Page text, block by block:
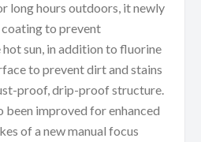
long hours outdoors, it newly
to prevent
sun, in addition to fluorine
to prevent dirt and stains
proof, drip-proof structure.
been improved for enhanced
of a new manual focus